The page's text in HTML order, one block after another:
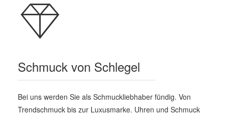
Schmuck von Schlegel
Bei uns werden Sie als Schmuckliebhaber fündig. Von
Trendschmuck bis zur Luxusmarke. Uhren und Schmuck